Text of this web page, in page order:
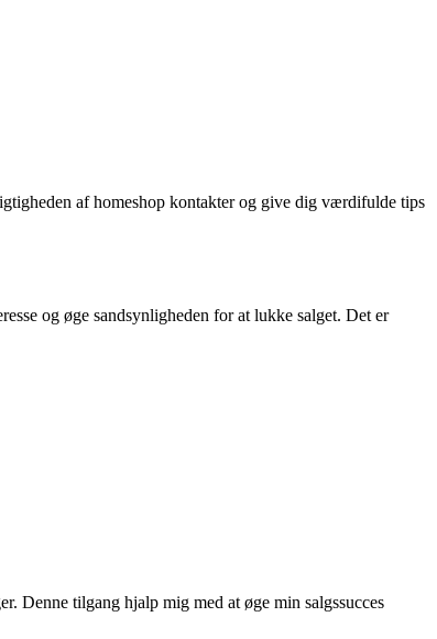
af homeshop kontakter og give dig værdifulde tips
og øge sandsynligheden for at lukke salget. Det er
Denne tilgang hjalp mig med at øge min salgssucces